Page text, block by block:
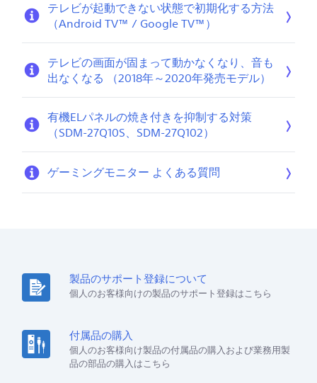
テレビが起動できない状態で初期化する方法
（Android TV™ / Google TV™）
テレビの画面が固まって動かなくなり、音も
出なくなる （2018年～2020年発売モデル）
有機ELパネルの焼き付きを抑制する対策
（SDM-27Q10S、SDM-27Q102）
ゲーミングモニター よくある質問
製品のサポート登録について
個人のお客様向けの製品のサポート登録はこちら
付属品の購入
個人のお客様向け製品の付属品の購入および業務用製
品の部品の購入はこちら